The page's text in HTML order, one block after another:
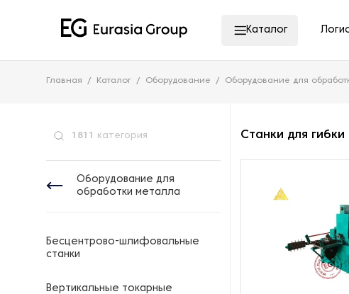
Каталог
Главная Каталог Оборудование Оборудование для
1811 категория
Оборудование для
обработки металла
Бесцентрово-шлифовальные
станки
Вертикальные токарные
Станки для гибки